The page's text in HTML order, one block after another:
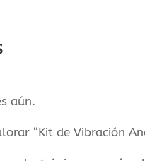
aún.
“Kit de Vibración